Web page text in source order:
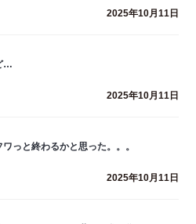
2025年10月11日
…
2025年10月11日
っと終わるかと思った。。。
2025年10月11日